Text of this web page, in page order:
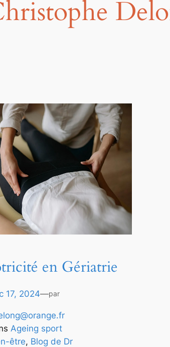
en Gériatrie
17, 2024—par
Ageing sport
être, Blog de Dr